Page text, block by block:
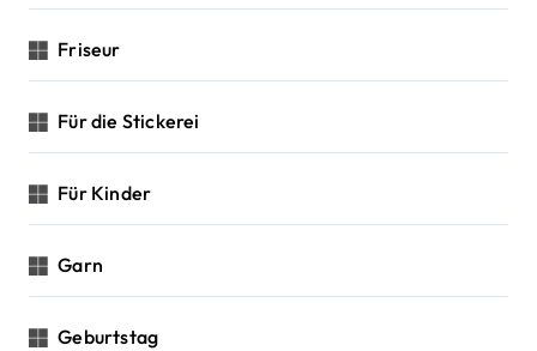
Friseur
Für die Stickerei
Für Kinder
Garn
Geburtstag